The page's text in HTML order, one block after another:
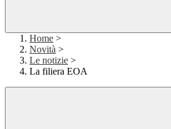
Home >
Novità >
Le notizie >
La filiera EOA